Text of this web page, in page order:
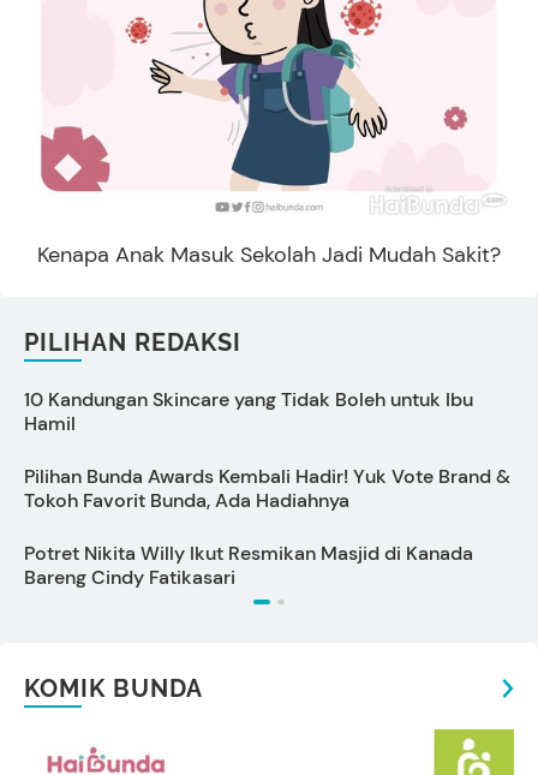
Kenapa Anak Masuk Sekolah Jadi Mudah Sakit?
PILIHAN REDAKSI
10 Kandungan Skincare yang Tidak Boleh untuk Ibu
Hamil
Pilihan Bunda Awards Kembali Hadir! Yuk Vote Brand &
Tokoh Favorit Bunda, Ada Hadiahnya
Potret Nikita Willy Ikut Resmikan Masjid di Kanada
Bareng Cindy Fatikasari
KOMIK BUNDA